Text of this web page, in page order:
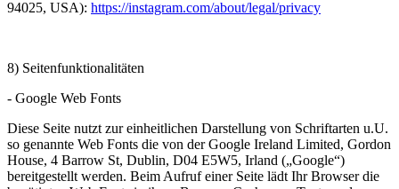
94025, USA): https://instagram.com/about/legal/privacy
8) Seitenfunktionalitäten
- Google Web Fonts
Diese Seite nutzt zur einheitlichen Darstellung von Schriftarten u.U.
so genannte Web Fonts die von der Google Ireland Limited, Gordon
House, 4 Barrow St, Dublin, D04 E5W5, Irland („Google“)
bereitgestellt werden. Beim Aufruf einer Seite lädt Ihr Browser die